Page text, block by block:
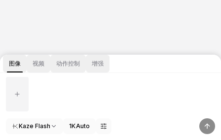
图像 视频 动作控制 增强
Kaze Flash 1KAuto